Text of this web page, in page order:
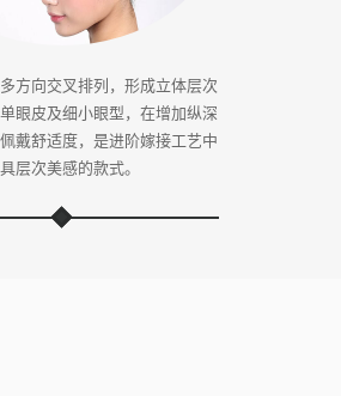
方向交叉排列，形成立体层次
眼皮及细小眼型，在增加纵深
戴舒适度，是进阶嫁接工艺中
层次美感的款式。